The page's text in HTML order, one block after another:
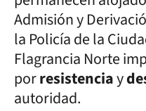
Admisión y
la Policía de la
Flagrancia Norte
porresistenciay
autoridad.